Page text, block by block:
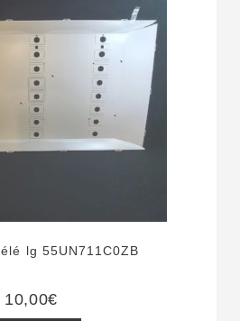
lg 55UN711C0ZB
10,00€